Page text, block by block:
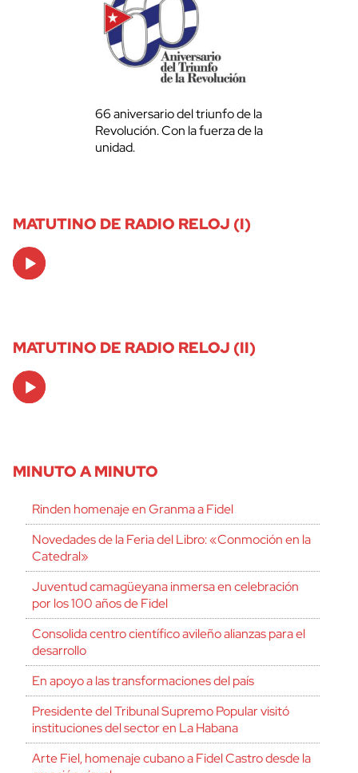
66 aniversario del triunfo de la
Revolución. Con la fuerza de la
unidad.
MATUTINO DE RADIO RELOJ (I)
Audio
Player
MATUTINO DE RADIO RELOJ (II)
Audio
Player
MINUTO A MINUTO
Rinden homenaje en Granma a Fidel
Novedades de la Feria del Libro: «Conmoción en la
Catedral»
Juventud camagüeyana inmersa en celebración
por los 100 años de Fidel
Consolida centro científico avileño alianzas para el
desarrollo
En apoyo a las transformaciones del país
Presidente del Tribunal Supremo Popular visitó
instituciones del sector en La Habana
Arte Fiel, homenaje cubano a Fidel Castro desde la